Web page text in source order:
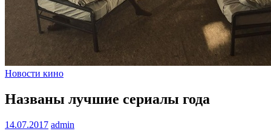
Новости кино
Названы лучшие сериалы года
14.07.2017 admin